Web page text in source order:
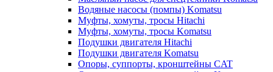
Водяные насосы (помпы) Komatsu
Муфты, хомуты, тросы Hitachi
Муфты, хомуты, тросы Komatsu
Подушки двигателя Hitachi
Подушки двигателя Komatsu
Опоры, суппорты, кронштейны CAT